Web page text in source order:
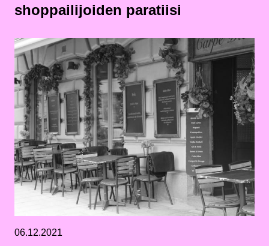
shoppailijoiden paratiisi
06.12.2021